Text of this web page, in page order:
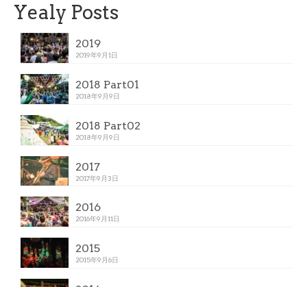
Yealy Posts
2019
2019年9月1日
2018 Part01
2018年9月9日
2018 Part02
2018年9月9日
2017
2017年9月3日
2016
2016年9月11日
2015
2015年9月6日